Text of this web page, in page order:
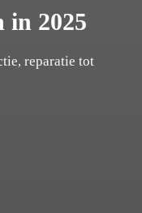
in 2025
reparatie tot